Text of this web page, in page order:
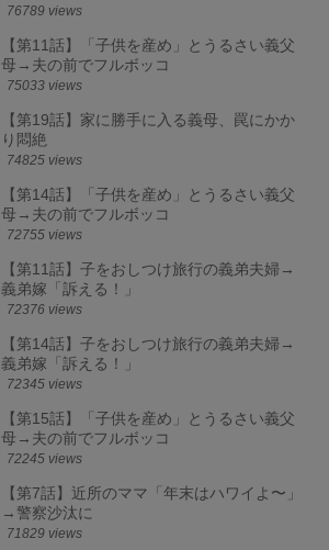
76789 views
【第11話】「子供を産め」とうるさい義父
母→夫の前でフルボッコ
75033 views
【第19話】家に勝手に入る義母、罠にかか
り悶絶
74825 views
【第14話】「子供を産め」とうるさい義父
母→夫の前でフルボッコ
72755 views
【第11話】子をおしつけ旅行の義弟夫婦→
義弟嫁「訴える！」
72376 views
【第14話】子をおしつけ旅行の義弟夫婦→
義弟嫁「訴える！」
72345 views
【第15話】「子供を産め」とうるさい義父
母→夫の前でフルボッコ
72245 views
【第7話】近所のママ「年末はハワイよ〜」
→警察沙汰に
71829 views